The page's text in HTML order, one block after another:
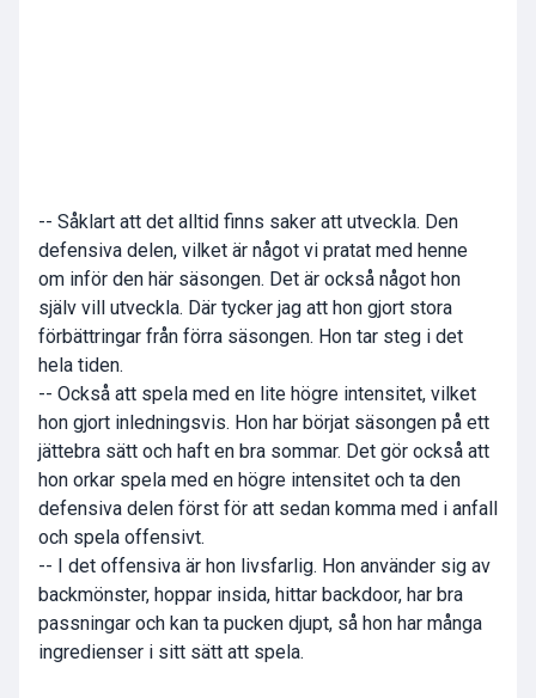
-- Såklart att det alltid finns saker att utveckla. Den
defensiva delen, vilket är något vi pratat med henne
om inför den här säsongen. Det är också något hon
själv vill utveckla. Där tycker jag att hon gjort stora
förbättringar från förra säsongen. Hon tar steg i det
hela tiden.
-- Också att spela med en lite högre intensitet, vilket
hon gjort inledningsvis. Hon har börjat säsongen på ett
jättebra sätt och haft en bra sommar. Det gör också att
hon orkar spela med en högre intensitet och ta den
defensiva delen först för att sedan komma med i anfall
och spela offensivt.
-- I det offensiva är hon livsfarlig. Hon använder sig av
backmönster, hoppar insida, hittar backdoor, har bra
passningar och kan ta pucken djupt, så hon har många
ingredienser i sitt sätt att spela.